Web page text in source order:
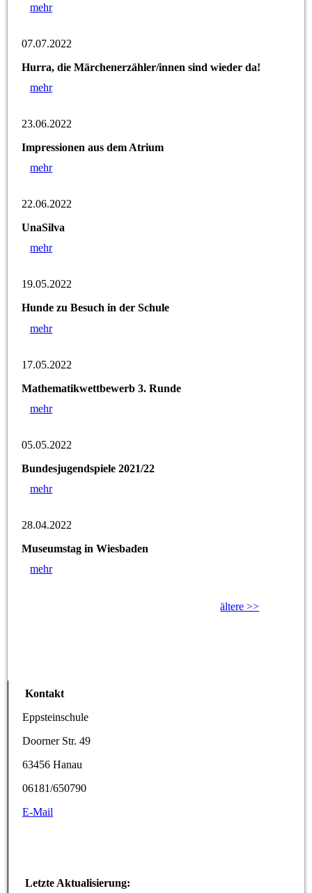
mehr
07.07.2022
Hurra, die Märchenerzähler/innen sind wieder da!
mehr
23.06.2022
Impressionen aus dem Atrium
mehr
22.06.2022
UnaSilva
mehr
19.05.2022
Hunde zu Besuch in der Schule
mehr
17.05.2022
Mathematikwettbewerb 3. Runde
mehr
05.05.2022
Bundesjugendspiele 2021/22
mehr
28.04.2022
Museumstag in Wiesbaden
mehr
ältere >>
Kontakt
Eppsteinschule
Doorner Str. 49
63456 Hanau
06181/650790
E-Mail
Letzte Aktualisierung: